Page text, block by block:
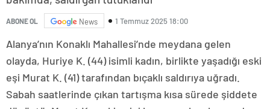
ABONE OL News 1 Temmuz 2025 18:00
Alanya’nın Konaklı Mahallesi’nde meydana gelen
olayda, Huriye K. (44) isimli kadın, birlikte yaşadığı eski
eşi Murat K. (41) tarafından bıçaklı saldırıya uğradı.
Sabah saatlerinde çıkan tartışma kısa sürede şiddete